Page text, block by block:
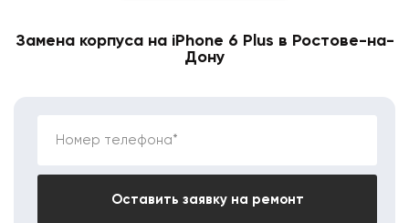
Замена корпуса на iPhone 6 Plus в Ростове-на-
Дону
Номер телефона*
Оставить заявку на ремонт